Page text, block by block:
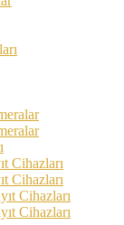
Cihazları
Cihazları